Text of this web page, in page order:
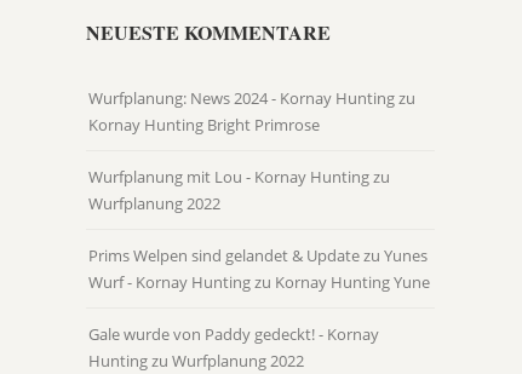
NEUESTE KOMMENTARE
Wurfplanung: News 2024 - Kornay Huntingzu
Kornay Hunting Bright Primrose
Wurfplanung mit Lou - Kornay Huntingzu
Wurfplanung 2022
Prims Welpen sind gelandet & Update zu Yunes
Wurf - Kornay Huntingzu Kornay Hunting Yune
Gale wurde von Paddy gedeckt! - Kornay
Huntingzu Wurfplanung 2022